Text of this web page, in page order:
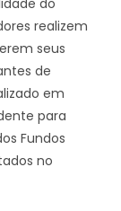
do
realizem
seus
de
em
para
Fundos
no